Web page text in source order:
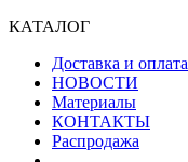
КАТАЛОГ
Доставка и оплата
НОВОСТИ
Материалы
КОНТАКТЫ
Распродажа